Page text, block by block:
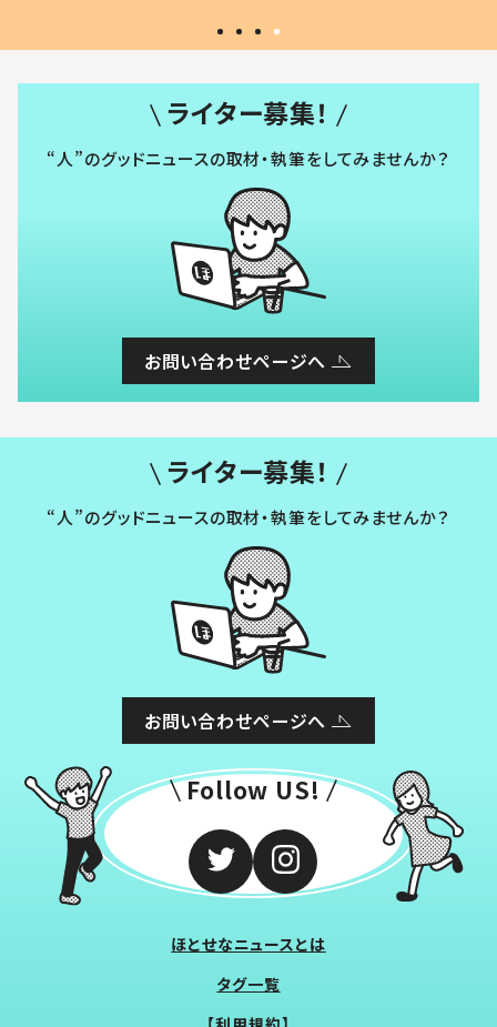
ライター募集！
“人”のグッドニュースの取材・執筆をしてみませんか？
お問い合わせページへ
ライター募集！
“人”のグッドニュースの取材・執筆をしてみませんか？
お問い合わせページへ
Follow US!
ほとせなニュースとは
タグ一覧